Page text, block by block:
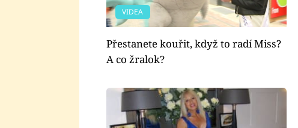
VIDEA
Přestanete kouřit, když to radí Miss?
A co žralok?